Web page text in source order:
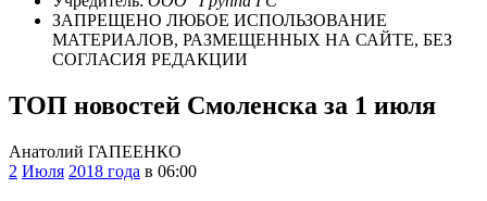
ЗАПРЕЩЕНО ЛЮБОЕ ИСПОЛЬЗОВАНИЕ
МАТЕРИАЛОВ, РАЗМЕЩЕННЫХ НА САЙТЕ, БЕЗ
СОГЛАСИЯ РЕДАКЦИИ
ТОП новостей Смоленска за 1 июля
Анатолий ГАПЕЕНКО
2 Июля 2018 года в 06:00